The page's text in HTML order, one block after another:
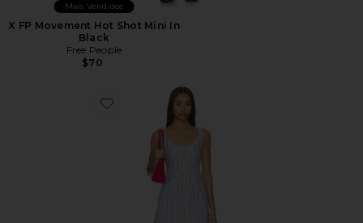
Mais Vendidos
X FP Movement Hot Shot Mini In
Black
Free People
$70
Favorite Vivi Romper